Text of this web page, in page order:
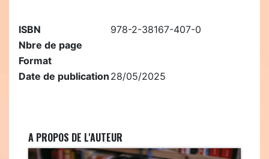
ISBN
978-2-38167-407-0
Nbre de page
Format
Date de publication 28/05/2025
A PROPOS DE L'AUTEUR